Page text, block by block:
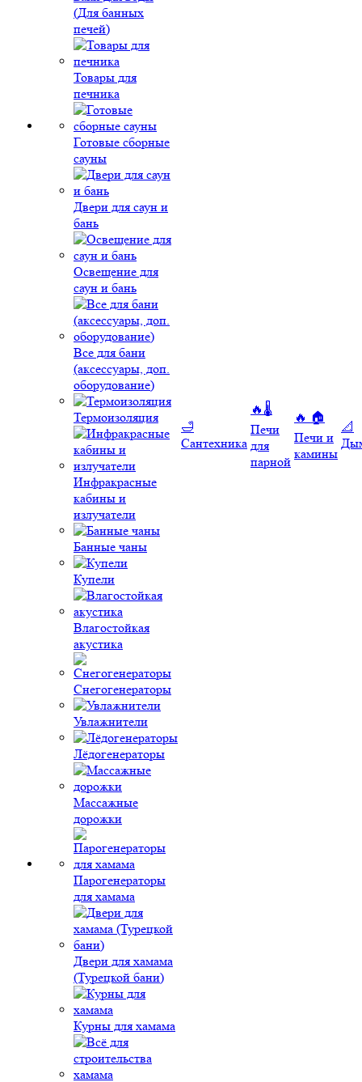
(Для банных
печей)
Товары для
печника
Готовые сборные
сауны
Двери для саун и
бань
Освещение для
саун и бань
Все для бани
(аксессуары, доп.
оборудование)
Термоизоляция
Инфракрасные
кабины и
излучатели
Банные чаны
Купели
Влагостойкая
акустика
Снегогенераторы
Увлажнители
Лёдогенераторы
Массажные
дорожки
Парогенераторы
для хамама
Двери для хамама
(Турецкой бани)
Курны для хамама
🛁
Сантехника
🔥🌡️
Печи
для
парной
🔥 🏠
Печи и
камины
📐